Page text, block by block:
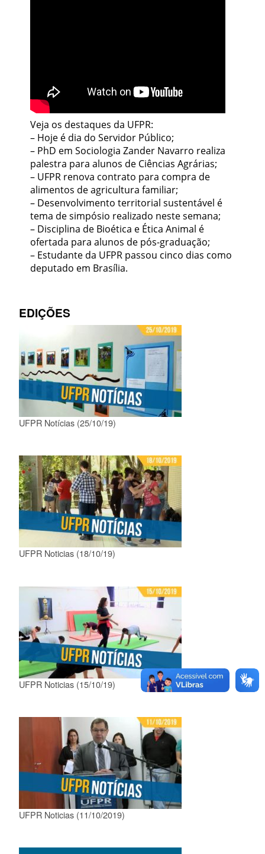
Veja os destaques da UFPR:
– Hoje é dia do Servidor Público;
– PhD em Sociologia Zander Navarro realiza
palestra para alunos de Ciências Agrárias;
– UFPR renova contrato para compra de
alimentos de agricultura familiar;
– Desenvolvimento territorial sustentável é
tema de simpósio realizado neste semana;
– Disciplina de Bioética e Ética Animal é
ofertada para alunos de pós-graduação;
– Estudante da UFPR passou cinco dias como
deputado em Brasília.
EDIÇÕES
UFPR Notícias (25/10/19)
UFPR Noticias (18/10/19)
UFPR Noticias (15/10/19)
UFPR Noticias (11/10/2019)